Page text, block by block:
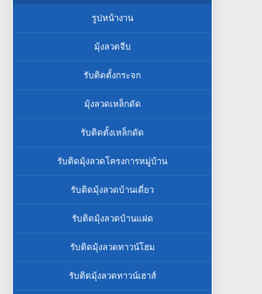
รูปหน้างาน
มุ้งลวดจีบ
รับติดตั้งกระจก
มุ้งลวดเหล็กดัด
รับติดตั้งเหล็กดัด
รับติดมุ้งลวดโครงการหมู่บ้าน
รับติดมุ้งลวดบ้านเดี่ยว
รับติดมุ้งลวดบ้านแฝด
รับติดมุ้งลวดทาวน์โฮม
รับติดมุ้งลวดทาวน์เฮาส์